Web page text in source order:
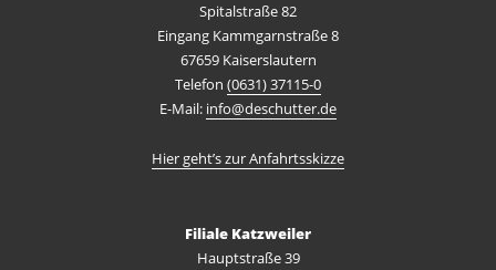
Spitalstraße 82
Eingang Kammgarnstraße 8
67659 Kaiserslautern
Telefon (0631) 37115-0
E-Mail: info@deschutter.de
Hier geht’s zur Anfahrtsskizze
Filiale Katzweiler
Hauptstraße 39